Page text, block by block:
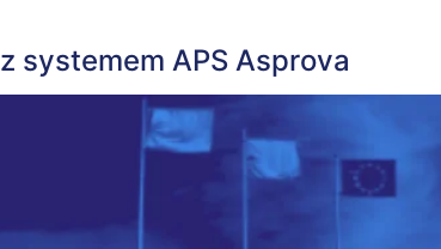
systemem APS Asprova